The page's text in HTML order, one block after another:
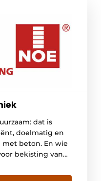
dat is
doelmatig en
met beton. En wie
bekisting van